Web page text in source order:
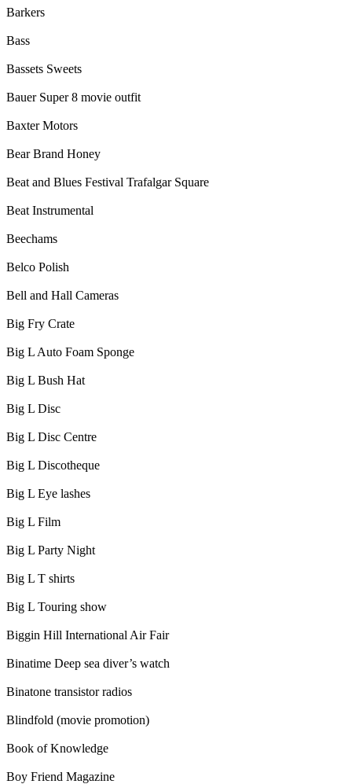
Barkers
Bass
Bassets Sweets
Bauer Super 8 movie outfit
Baxter Motors
Bear Brand Honey
Beat and Blues Festival Trafalgar Square
Beat Instrumental
Beechams
Belco Polish
Bell and Hall Cameras
Big Fry Crate
Big L Auto Foam Sponge
Big L Bush Hat
Big L Disc
Big L Disc Centre
Big L Discotheque
Big L Eye lashes
Big L Film
Big L Party Night
Big L T shirts
Big L Touring show
Biggin Hill International Air Fair
Binatime Deep sea diver’s watch
Binatone transistor radios
Blindfold (movie promotion)
Book of Knowledge
Boy Friend Magazine